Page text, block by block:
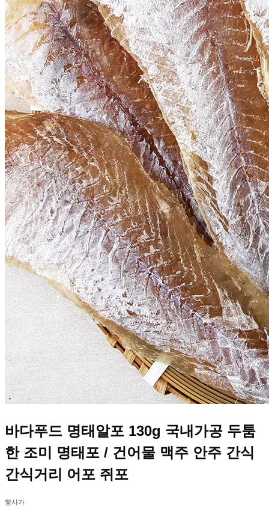
바다푸드 명태알포 130g 국내가공 두툼
한 조미 명태포 / 건어물 맥주 안주 간식
간식거리 어포 쥐포
행사가